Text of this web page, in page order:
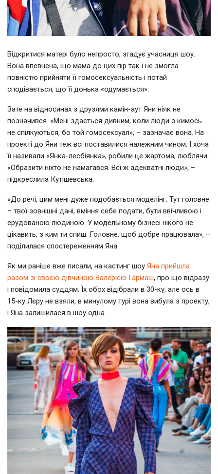
Відкритися матері було непросто, згадує учасниця шоу.
Вона впевнена, що мама до цих пір так і не змогла
повністю прийняти її гомосексуальність і потай
сподівається, що її донька «одумається».
Зате на відносинах з друзями камін-аут Яни ніяк не
позначився. «Мені здається дивним, коли люди з кимось
не спілкуються, бо той гомосексуал», – зазначає вона. На
проекті до Яни теж всі поставилися належним чином. І хоча
її називали «Янка-лесбіянка», робили це жартома, люблячи.
«Образити ніхто не намагався. Всі ж адекватні люди», –
підкреслила Кутішевська.
«До речі, цим мені дуже подобається моделінг. Тут головне
– твої зовнішні дані, вміння себе подати, бути ввічливою і
ерудованою людиною. У модельному бізнесі нікого не
цікавить, з ким ти спиш. Головне, щоб добре працювала», –
поділилася спостереженням Яна.
Як ми раніше вже писали, на кастинг шоу Яна прийшла
разом зі своєю дівчиною Валерією Гармаш, про що відразу
і повідомила суддям. Їх обох відібрали в 30-ку, але ось в
15-ку Лєру не взяли, в минулому турі вона вибула з проекту,
і Яна залишилася в шоу одна.